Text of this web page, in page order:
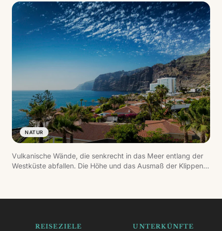
NATUR
Vulkanische Wände, die senkrecht in das Meer entlang der
Westküste abfallen. Die Höhe und das Ausmaß der Klippen
REISEZIELE UNTERKÜNFTE